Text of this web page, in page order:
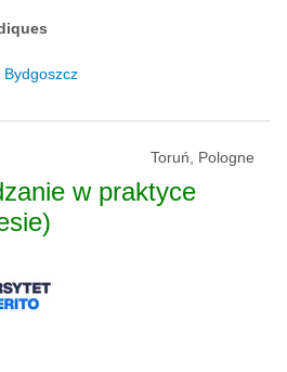
Bydgoszcz
Toruń, Pologne
w praktyce